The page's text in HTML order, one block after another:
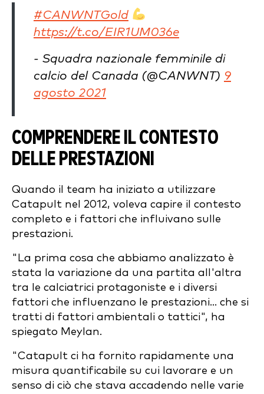
#CANWNTGold
https://t.co/EIR1UM036e
- Squadra nazionale femminile di
calcio del Canada (@CANWNT) 9
agosto 2021
COMPRENDERE IL CONTESTO
DELLE PRESTAZIONI
Quando il team ha iniziato a utilizzare
Catapult nel 2012, voleva capire il contesto
completo e i fattori che influivano sulle
prestazioni.
"La prima cosa che abbiamo analizzato è
stata la variazione da una partita all'altra
tra le calciatrici protagoniste e i diversi
fattori che influenzano le prestazioni... che si
tratti di fattori ambientali o tattici", ha
spiegato Meylan.
"Catapult ci ha fornito rapidamente una
misura quantificabile su cui lavorare e un
senso di ciò che stava accadendo nelle varie